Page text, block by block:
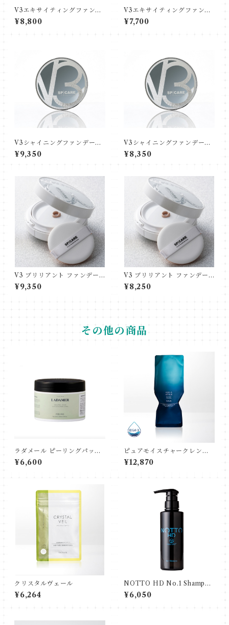
V3エキサイティングファンデ
ーション
¥8,800
V3エキサイティングファンデ
ーション レフィル
¥7,700
V3シャイニングファンデーシ
ョン
¥9,350
V3シャイニングファンデーシ
ョン レフィル
¥8,350
V3 ブリリアント ファンデー
ション 15g【専用ケース/パフ
付】クッションファンデーシ
¥9,350
V3 ブリリアント ファンデー
ション 15g リフィル（詰替え
用）【天然針状水光注射ファ
¥8,250
その他の商品
ラダメール ピーリングパッド
30枚入り
¥6,600
ピュアモイスチャークレンジ
ング500g詰替用(青)
¥12,870
クリスタルヴェール
¥6,264
NOTTO HD No.1 Shampoo
300ml
¥6,050